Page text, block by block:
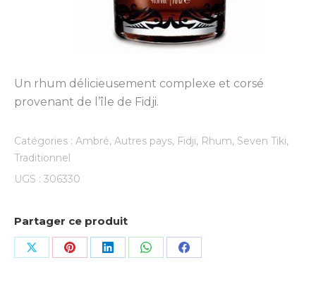
Un rhum délicieusement complexe et corsé
provenant de l’île de Fidji.
Catégories : Ambré, Autres pays, Fidji, Rhum, Seven Tiki,
Traditionnel
UGS : 306330
Partager ce produit
Share Share Share Share Share